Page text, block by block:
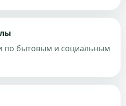
по бытовым и социальным